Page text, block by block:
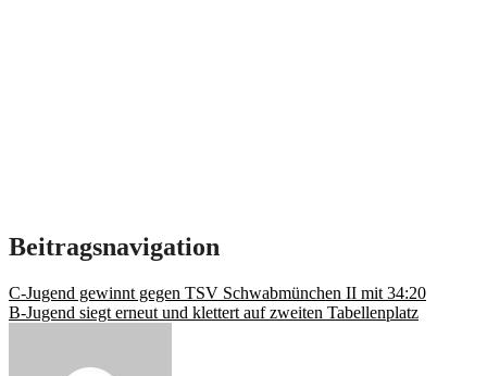
Beitragsnavigation
C-Jugend gewinnt gegen TSV Schwabmünchen II mit 34:20
B-Jugend siegt erneut und klettert auf zweiten Tabellenplatz